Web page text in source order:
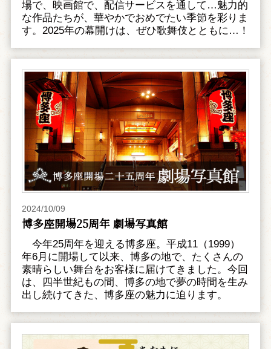
場で、映画館で、配信サービスを通して…魅力的
な作品たちが、華やかでおめでたい季節を彩りま
す。2025年の幕開けは、ぜひ歌舞伎とともに…！
2024/10/09
博多座開場25周年 劇場写真館
今年25周年を迎える博多座。平成11（1999）
年6月に開場して以来、博多の地で、たくさんの
素晴らしい舞台をお客様に届けてきました。今回
は、四半世紀もの間、博多の地で夢の時間を生み
出し続けてきた、博多座の魅力に迫ります。